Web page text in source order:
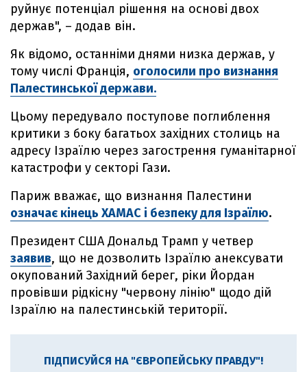
руйнує потенціал рішення на основі двох
держав", – додав він.
Як відомо, останніми днями низка держав, у
тому числі Франція, оголосили про визнання
Палестинської держави.
Цьому передувало поступове поглиблення
критики з боку багатьох західних столиць на
адресу Ізраїлю через загострення гуманітарної
катастрофи у секторі Гази.
Париж вважає, що визнання Палестини
означає кінець ХАМАС і безпеку для Ізраїлю.
Президент США Дональд Трамп у четвер
заявив, що не дозволить Ізраїлю анексувати
окупований Західний берег, ріки Йордан
провівши рідкісну "червону лінію" щодо дій
Ізраїлю на палестинській території.
ПІДПИСУЙСЯ НА "ЄВРОПЕЙСЬКУ ПРАВДУ"!